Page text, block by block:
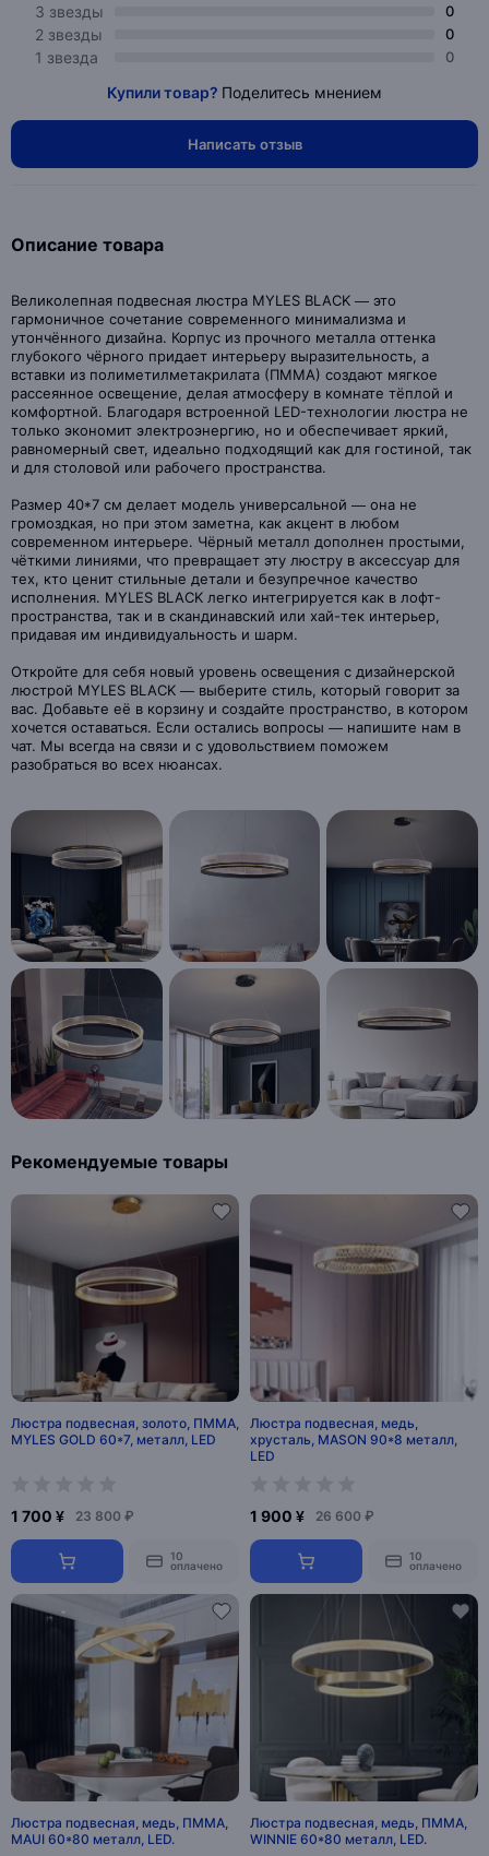
3 звезды 0
2 звезды 0
1 звезда 0
Купили товар? Поделитесь мнением
Написать отзыв
Описание товара
Великолепная подвесная люстра MYLES BLACK — это
гармоничное сочетание современного минимализма и
утончённого дизайна. Корпус из прочного металла оттенка
глубокого чёрного придает интерьеру выразительность, а
вставки из полиметилметакрилата (ПММА) создают мягкое
рассеянное освещение, делая атмосферу в комнате тёплой и
комфортной. Благодаря встроенной LED-технологии люстра не
только экономит электроэнергию, но и обеспечивает яркий,
равномерный свет, идеально подходящий как для гостиной, так
и для столовой или рабочего пространства.
Размер 40*7 см делает модель универсальной — она не
громоздкая, но при этом заметна, как акцент в любом
современном интерьере. Чёрный металл дополнен простыми,
чёткими линиями, что превращает эту люстру в аксессуар для
тех, кто ценит стильные детали и безупречное качество
исполнения. MYLES BLACK легко интегрируется как в лофт-
пространства, так и в скандинавский или хай-тек интерьер,
придавая им индивидуальность и шарм.
Откройте для себя новый уровень освещения с дизайнерской
люстрой MYLES BLACK — выберите стиль, который говорит за
вас. Добавьте её в корзину и создайте пространство, в котором
хочется оставаться. Если остались вопросы — напишите нам в
чат. Мы всегда на связи и с удовольствием поможем
разобраться во всех нюансах.
Рекомендуемые товары
Люстра подвесная, золото, ПММА,
MYLES GOLD 60*7, металл, LED
1 700 ¥ 23 800 ₽
10
оплачено
Люстра подвесная, медь,
хрусталь, MASON 90*8 металл,
LED
1 900 ¥ 26 600 ₽
10
оплачено
Люстра подвесная, медь, ПММА,
MAUI 60*80 металл, LED.
Люстра подвесная, медь, ПММА,
WINNIE 60*80 металл, LED.